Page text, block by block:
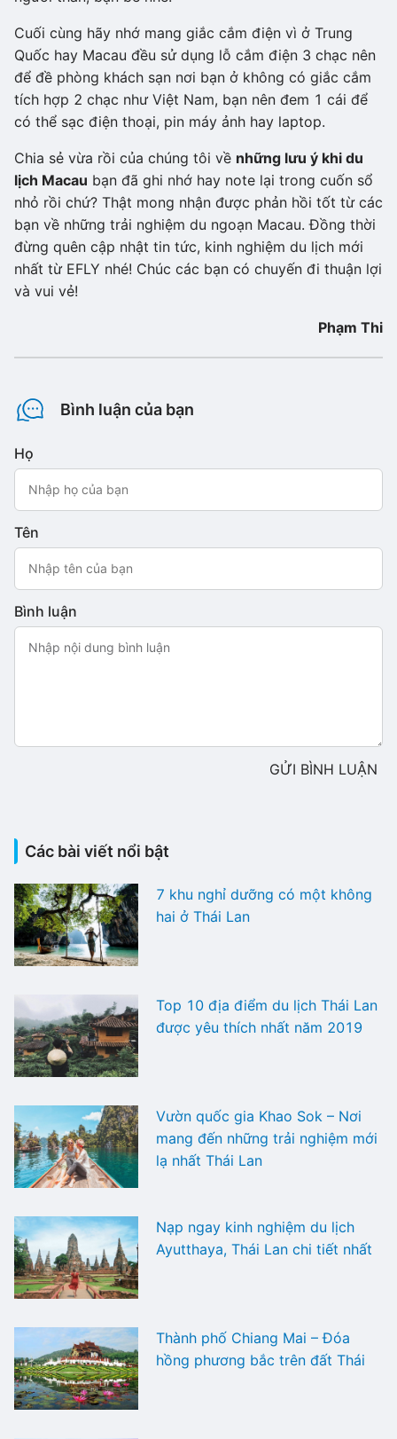
Cuối cùng hãy nhớ mang giắc cắm điện vì ở Trung
Quốc hay Macau đều sử dụng lỗ cắm điện 3 chạc nên
để đề phòng khách sạn nơi bạn ở không có giắc cắm
tích hợp 2 chạc như Việt Nam, bạn nên đem 1 cái để
có thể sạc điện thoại, pin máy ảnh hay laptop.
Chia sẻ vừa rồi của chúng tôi về những lưu ý khi du
lịch Macau bạn đã ghi nhớ hay note lại trong cuốn sổ
nhỏ rồi chứ? Thật mong nhận được phản hồi tốt từ các
bạn về những trải nghiệm du ngoạn Macau. Đồng thời
đừng quên cập nhật tin tức, kinh nghiệm du lịch mới
nhất từ EFLY nhé! Chúc các bạn có chuyến đi thuận lợi
và vui vẻ!
Phạm Thi
Bình luận của bạn
Họ
Tên
Bình luận
GỬI BÌNH LUẬN
Các bài viết nổi bật
7 khu nghỉ dưỡng có một không
hai ở Thái Lan
Top 10 địa điểm du lịch Thái Lan
được yêu thích nhất năm 2019
Vườn quốc gia Khao Sok – Nơi
mang đến những trải nghiệm mới
lạ nhất Thái Lan
Nạp ngay kinh nghiệm du lịch
Ayutthaya, Thái Lan chi tiết nhất
Thành phố Chiang Mai – Đóa
hồng phương bắc trên đất Thái